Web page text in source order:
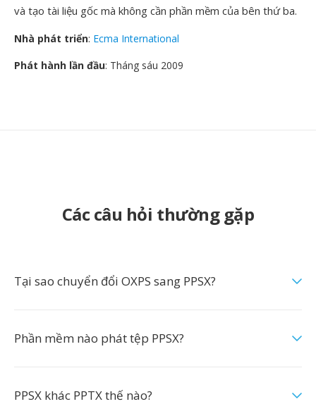
và tạo tài liệu gốc mà không cần phần mềm của bên thứ ba.
Nhà phát triển: Ecma International
Phát hành lần đầu: Tháng sáu 2009
Các câu hỏi thường gặp
Tại sao chuyển đổi OXPS sang PPSX?
Phần mềm nào phát tệp PPSX?
PPSX khác PPTX thế nào?